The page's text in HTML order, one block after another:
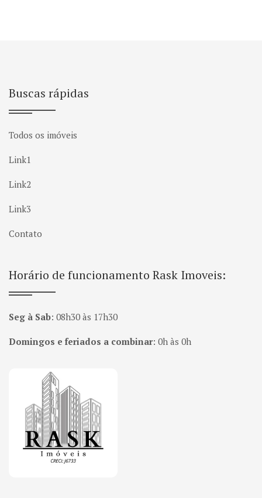
Buscas rápidas
Todos os imóveis
Link1
Link2
Link3
Contato
Horário de funcionamento Rask Imoveis:
Seg à Sab: 08h30 às 17h30
Domingos e feriados a combinar: 0h às 0h
Página inicial